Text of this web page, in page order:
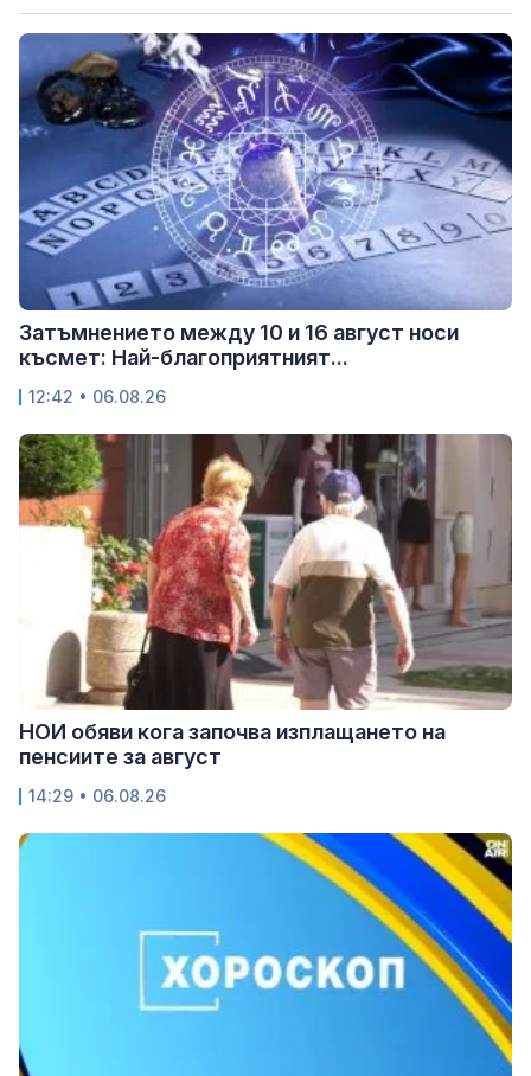
Затъмнението между 10 и 16 август носи
късмет: Най-благоприятният...
12:42 • 06.08.26
НОИ обяви кога започва изплащането на
пенсиите за август
14:29 • 06.08.26